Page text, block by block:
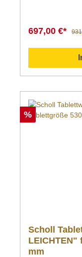
697,00 €*
%
Scholl
LEICHTEN"
mm